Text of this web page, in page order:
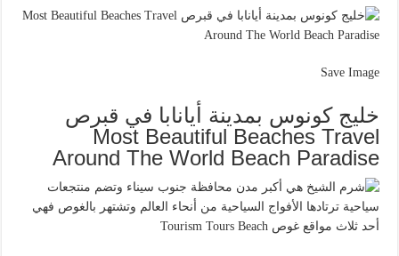
Save Image
خليج كونوس بمدينة أيانابا في قبرص
Most Beautiful Beaches Travel
Around The World Beach Paradise